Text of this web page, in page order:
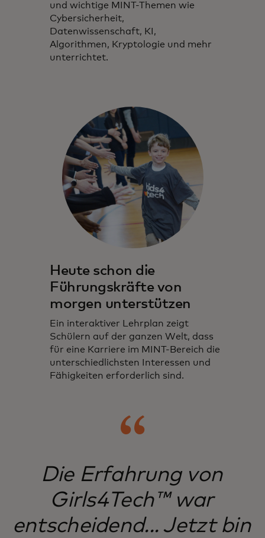
und wichtige MINT-Themen wie
Cybersicherheit,
Datenwissenschaft, KI,
Algorithmen, Kryptologie und mehr
unterrichtet.
Heute schon die
Führungskräfte von
morgen unterstützen
Ein interaktiver Lehrplan zeigt
Schülern auf der ganzen Welt, dass
für eine Karriere im MINT-Bereich die
unterschiedlichsten Interessen und
Fähigkeiten erforderlich sind.
Die Erfahrung von
Girls4Tech™ war
entscheidend... Jetzt bin